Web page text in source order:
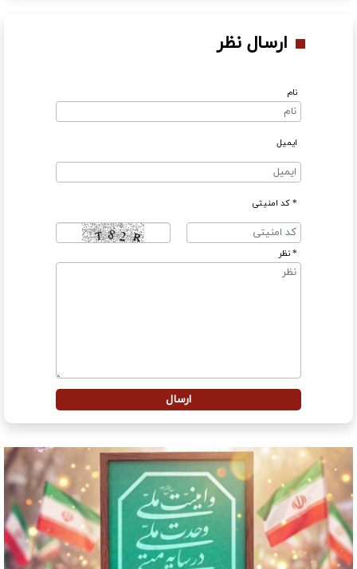
ارسال نظر
نام
ایمیل
* کد امنیتی
* نظر